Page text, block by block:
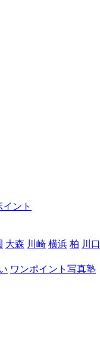
ント
大森 川崎 横浜 柏 川口
ワンポイント写真塾